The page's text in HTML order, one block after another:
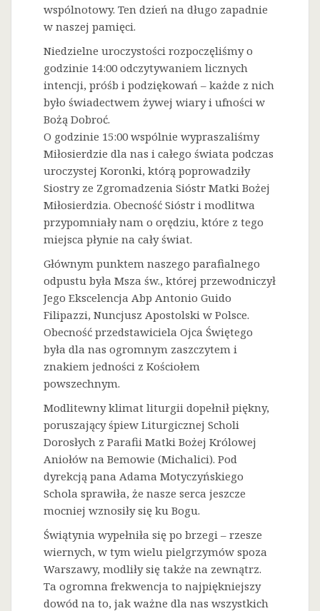
wspólnotowy. Ten dzień na długo zapadnie
w naszej pamięci.
Niedzielne uroczystości rozpoczęliśmy o
godzinie 14:00 odczytywaniem licznych
intencji, próśb i podziękowań – każde z nich
było świadectwem żywej wiary i ufności w
Bożą Dobroć.
O godzinie 15:00 wspólnie wypraszaliśmy
Miłosierdzie dla nas i całego świata podczas
uroczystej Koronki, którą poprowadziły
Siostry ze Zgromadzenia Sióstr Matki Bożej
Miłosierdzia. Obecność Sióstr i modlitwa
przypomniały nam o orędziu, które z tego
miejsca płynie na cały świat.
Głównym punktem naszego parafialnego
odpustu była Msza św., której przewodniczył
Jego Ekscelencja Abp Antonio Guido
Filipazzi, Nuncjusz Apostolski w Polsce.
Obecność przedstawiciela Ojca Świętego
była dla nas ogromnym zaszczytem i
znakiem jedności z Kościołem
powszechnym.
Modlitewny klimat liturgii dopełnił piękny,
poruszający śpiew Liturgicznej Scholi
Dorosłych z Parafii Matki Bożej Królowej
Aniołów na Bemowie (Michalici). Pod
dyrekcją pana Adama Motyczyńskiego
Schola sprawiła, że nasze serca jeszcze
mocniej wznosiły się ku Bogu.
Świątynia wypełniła się po brzegi – rzesze
wiernych, w tym wielu pielgrzymów spoza
Warszawy, modliły się także na zewnątrz.
Ta ogromna frekwencja to najpiękniejszy
dowód na to, jak ważne dla nas wszystkich